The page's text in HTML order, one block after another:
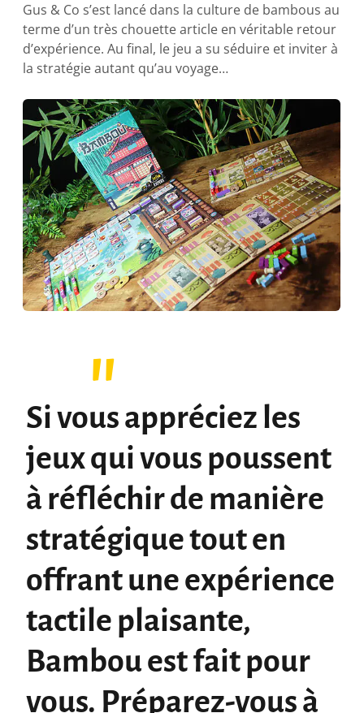
Gus & Co s’est lancé dans la culture de bambous au
terme d’un très chouette article en véritable retour
d’expérience. Au final, le jeu a su séduire et inviter à
la stratégie autant qu’au voyage…
Si vous appréciez les
jeux qui vous poussent
à réfléchir de manière
stratégique tout en
offrant une expérience
tactile plaisante,
Bambou est fait pour
vous. Préparez-vous à